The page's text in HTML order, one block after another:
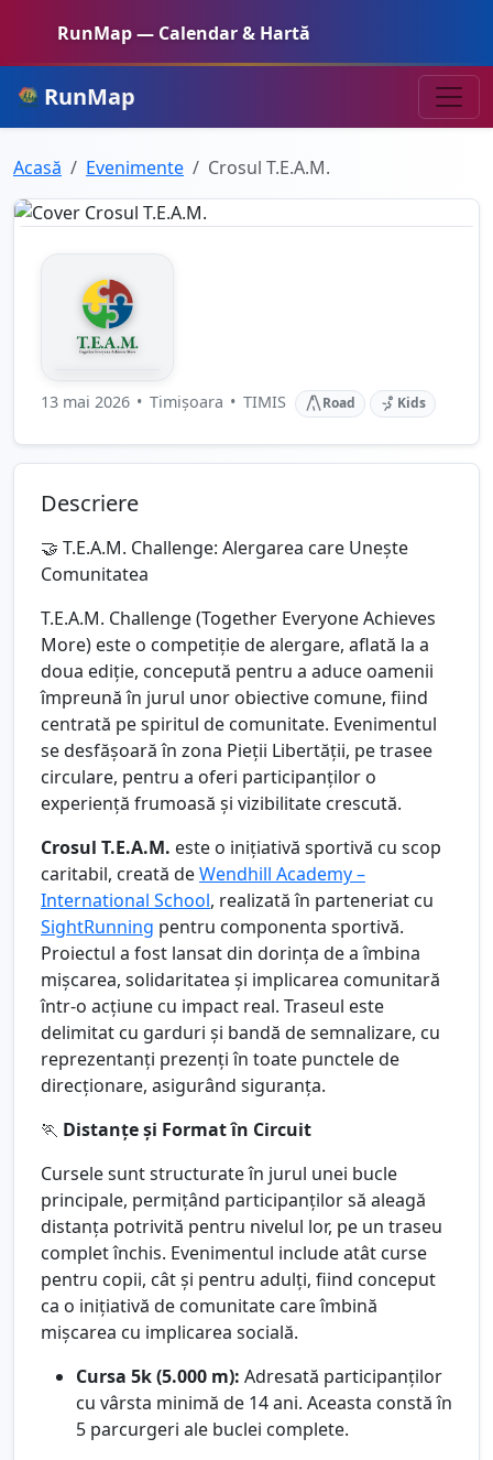
RunMap — Calendar & Hartă
RunMap
Acasă Evenimente Crosul T.E.A.M.
13 mai 2026 • Timișoara • TIMIS Road Kids
Descriere
🤝 T.E.A.M. Challenge: Alergarea care Unește
Comunitatea
T.E.A.M. Challenge (Together Everyone Achieves
More) este o competiție de alergare, aflată la a
doua ediție, concepută pentru a aduce oamenii
împreună în jurul unor obiective comune, fiind
centrată pe spiritul de comunitate. Evenimentul
se desfășoară în zona Pieții Libertății, pe trasee
circulare, pentru a oferi participanților o
experiență frumoasă și vizibilitate crescută.
Crosul T.E.A.M. este o inițiativă sportivă cu scop
caritabil, creată deWendhill Academy –
International School, realizată în parteneriat cu
SightRunning pentru componenta sportivă.
Proiectul a fost lansat din dorința de a îmbina
mișcarea, solidaritatea și implicarea comunitară
într-o acțiune cu impact real. Traseul este
delimitat cu garduri și bandă de semnalizare, cu
reprezentanți prezenți în toate punctele de
direcționare, asigurând siguranța.
🏃 Distanțe și Format în Circuit
Cursele sunt structurate în jurul unei bucle
principale, permițând participanților să aleagă
distanța potrivită pentru nivelul lor, pe un traseu
complet închis. Evenimentul include atât curse
pentru copii, cât și pentru adulți, fiind conceput
ca o inițiativă de comunitate care îmbină
mișcarea cu implicarea socială.
Cursa 5k (5.000 m): Adresată participanților
cu vârsta minimă de 14 ani. Aceasta constă în
5 parcurgeri ale buclei complete.